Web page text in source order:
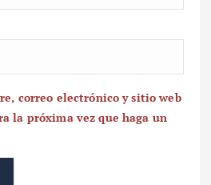
correo electrónico y sitio web
la próxima vez que haga un